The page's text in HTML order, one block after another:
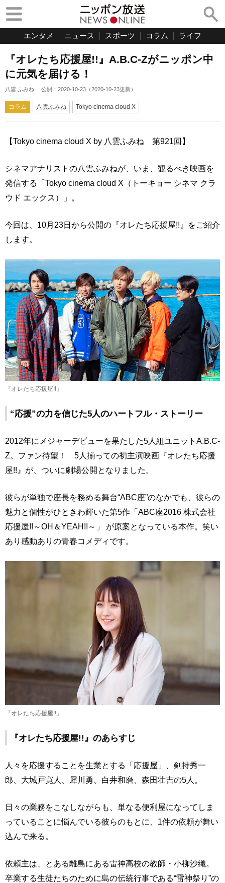
エンタメ ニュース スポーツ コラム ライフ
『オレたち応援屋!!』A.B.C-Zがニッポン中
に元気を届ける！
八雲 ふみね 公開： 2020-10-23 （2020-10-23更新）
コラム 八雲ふみね Tokyo cinema cloud X
【Tokyo cinema cloud X by 八雲ふみね 第921回】
シネマアナリストの八雲ふみねが、いま、観るべき映画を
発信する「Tokyo cinema cloud X（トーキョー シネマ クラ
ウド エックス）」。
今回は、10月23日から公開の『オレたち応援屋!!』をご紹介
します。
『オレたち応援屋!!』
“応援”の力を信じた5人のハートフル・ストーリー
2012年にメジャーデビューを果たした5人組ユニットA.B.C-
Z。ファン待望！ 5人揃っての初主演映画『オレたち応援
屋!!』が、ついに劇場公開となりました。
彼らが単独で座長を務める舞台“ABC座”のなかでも、彼らの
魅力と個性がひときわ輝いた第5作「ABC座2016 株式会社
応援屋!!～OH＆YEAH!!～」 が原案となっている本作。笑い
あり感動ありの青春コメディです。
『オレたち応援屋!!』
『オレたち応援屋!!』のあらすじ
人々を応援することを生業とする「応援屋」、剣持秀一
郎、大城戸寛人、犀川勇、白井和磨、森田壮吉の5人。
日々の業務をこなしながらも、単なる便利屋になってしま
っていることに悩んでいる彼らのもとに、1件の依頼が舞い
込んで来る。
依頼主は、とある離島にある雷神高校の教師・小柳沙織。
卒業する生徒たちのために島の伝統行事である“雷神祭り”の